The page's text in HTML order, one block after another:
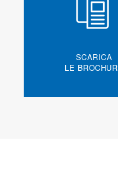
SCARICA
LE